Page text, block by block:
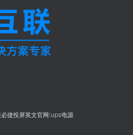
必捷投屏英文官网 ups电源